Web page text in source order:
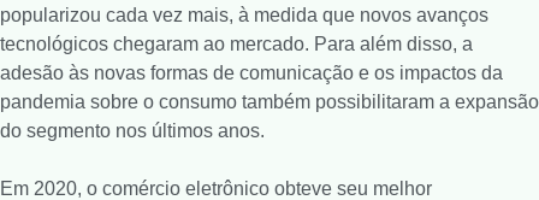
popularizou cada vez mais, à medida que novos avanços
tecnológicos chegaram ao mercado. Para além disso, a
adesão às novas formas de comunicação e os impactos da
pandemia sobre o consumo também possibilitaram a expansão
do segmento nos últimos anos.
Em 2020, o comércio eletrônico obteve seu melhor